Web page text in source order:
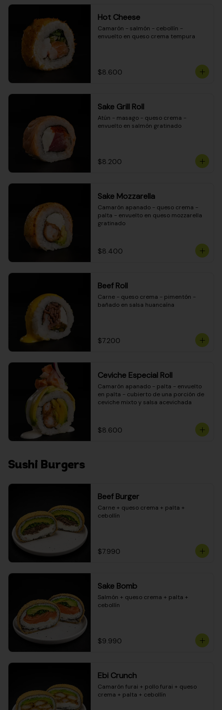
Hot Cheese
Camarón - salmón - cebollín -
envuelto en queso crema tempura
$8.600
Sake Grill Roll
Atún - masago - queso crema -
envuelto en salmón gratinado
$8.200
Sake Mozzarella
Camarón apanado - queso crema -
palta - envuelto en queso mozzarella
gratinado
$8.400
Beef Roll
Carne - queso crema - pimentón -
bañado en salsa huancaína
$7.200
Ceviche Especial Roll
Camarón apanado - palta - envuelto
en palta - cubierto de una porción de
ceviche mixto y salsa acevichada
$8.600
Sushi Burgers
Beef Burger
Carne + queso crema + palta +
cebollín
$7.990
Sake Bomb
Salmón + queso crema + palta +
cebollín
$9.990
Ebi Crunch
Camarón furai + pollo furai + queso
crema + palta + cebollín